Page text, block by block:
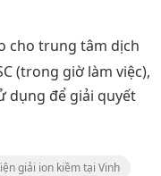
cho trung tâm dịch
(trong giờ làm việc),
dụng để giải quyết
giải ion kiềm tại Vinh